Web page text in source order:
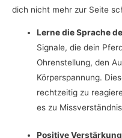
dich nicht mehr zur Seite
Lerne die Sprache
Signale, die dein
Ohrenstellung, den
Körperspannung.
rechtzeitig zu
es zu
Positive